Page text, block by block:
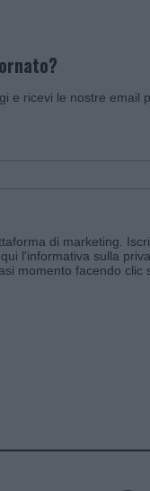
e ricevi le nostre
di marketing.
l'informativa sulla
momento facendo